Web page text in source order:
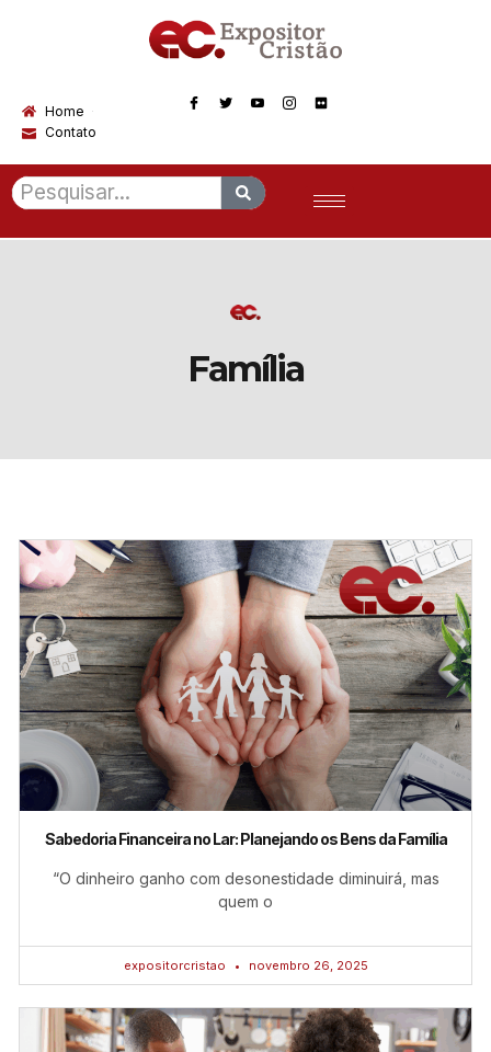
Home
Contato
Família
Sabedoria Financeira no Lar: Planejando os Bens da Família
“O dinheiro ganho com desonestidade diminuirá, mas
quem o
expositorcristao novembro 26, 2025